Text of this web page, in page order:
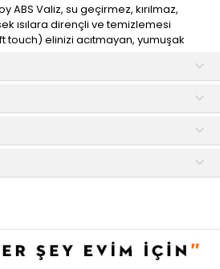
ABS Valiz, su geçirmez, kırılmaz,
ısılara dirençli ve temizlemesi
touch) elinizi acıtmayan, yumuşak
gövde yapısı ile bagaj kotası
taşımaya uygun, ergonomik,
özel tasarım çekçek sistemi
sahip 4 çift tekerlek
satışlar için belirlenmiştir. Toplu alımlar
ve uygun bulunmayan siparişler